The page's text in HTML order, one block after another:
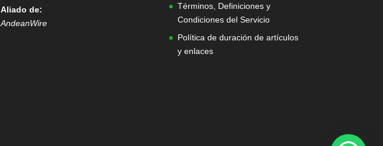
Aliado de:
AndeanWire
Términos, Definiciones y
Condiciones del Servicio
Política de duración de artículos
y enlaces